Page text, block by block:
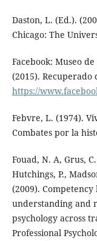
Daston, L. (Ed.).
Chicago: The
Facebook: Museo
(2015). Recuperado
https://
Febvre, L. (1974).
Combates por la
Fouad, N. A, Grus,
Hutchings, P.,
(2009).
understanding and
psychology across
Professional